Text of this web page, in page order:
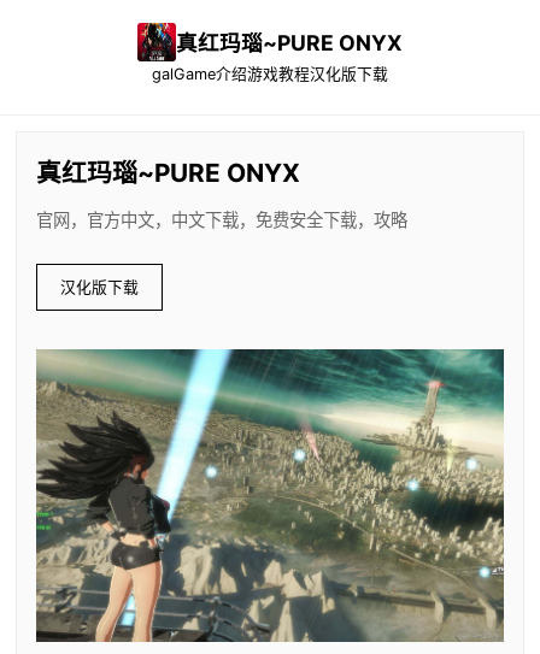
真红玛瑙~PURE ONYX
galGame介绍游戏教程汉化版下载
真红玛瑙~PURE ONYX
官网，官方中文，中文下载，免费安全下载，攻略
汉化版下载